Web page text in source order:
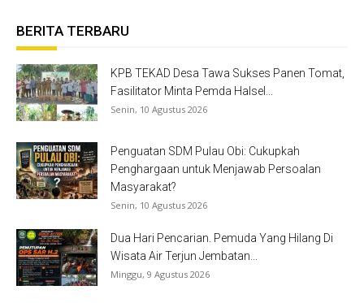
BERITA TERBARU
KPB TEKAD Desa Tawa Sukses Panen Tomat,
Fasilitator Minta Pemda Halsel...
Senin, 10 Agustus 2026
Penguatan SDM Pulau Obi: Cukupkah
Penghargaan untuk Menjawab Persoalan
Masyarakat?
Senin, 10 Agustus 2026
Dua Hari Pencarian. Pemuda Yang Hilang Di
Wisata Air Terjun Jembatan...
Minggu, 9 Agustus 2026